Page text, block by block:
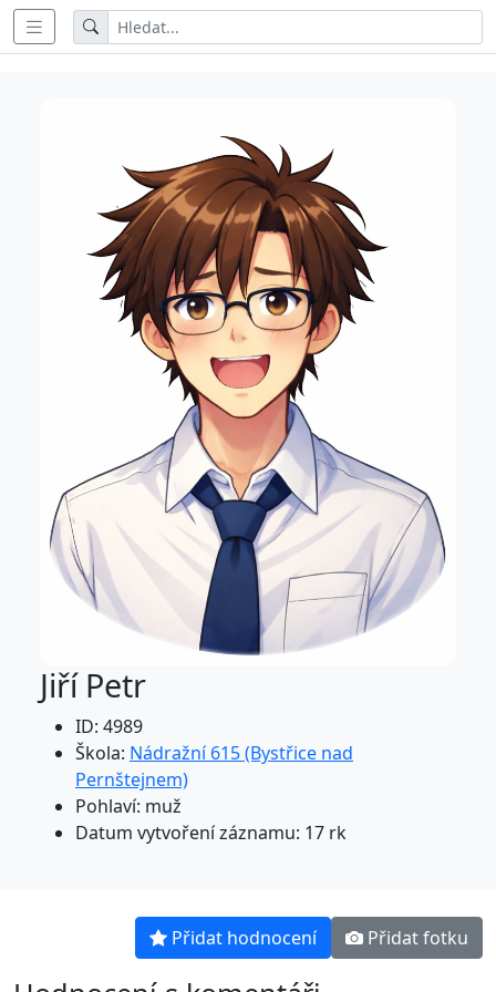
Jiří Petr
ID: 4989
Škola: Nádražní 615 (Bystřice nad
Pernštejnem)
Pohlaví: muž
Datum vytvoření záznamu: 17 rk
Přidat hodnocení Přidat fotku